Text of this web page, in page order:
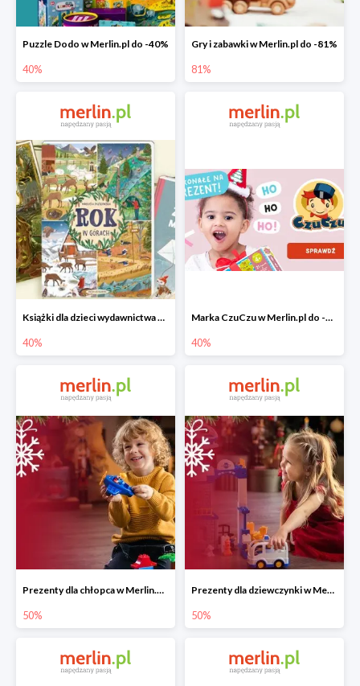
Puzzle Dodo w Merlin.pl do -40%
40%
Gry i zabawki w Merlin.pl do -81%
81%
Książki dla dzieci wydawnictwa Nasza Księgarnia w Merlin.pl do -40%
40%
Marka CzuCzu w Merlin.pl do -40%
40%
Prezenty dla chłopca w Merlin.pl do -50%
50%
Prezenty dla dziewczynki w Merlin.pl do -50%
50%